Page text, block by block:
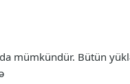
mümkündür. Bütün